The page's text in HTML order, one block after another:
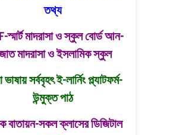
তথ্য
স্মার্ট মাদরাসা ও স্কুল বোর্ডআন-
মাদরাসা ও ইসলামিক স্কুল
ভাষায় সর্ববৃহৎ ই-লার্নিং প্ল্যাটফর্ম-
উন্মুক্ত পাঠ
বাতায়ন-সকল ক্লাসের ডিজিটাল